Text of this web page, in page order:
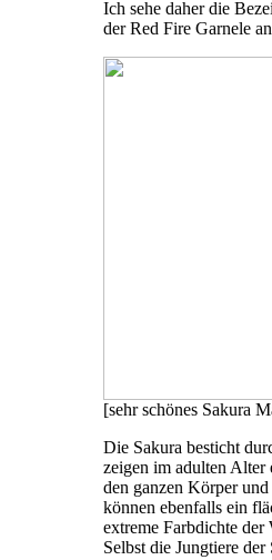
Ich sehe daher die
der Red Fire Garnele
[sehr schönes Sakura
Die Sakura besticht
zeigen im adulten Alter
den ganzen Körper
können ebenfalls ein
extreme Farbdichte der
Selbst die Jungtiere